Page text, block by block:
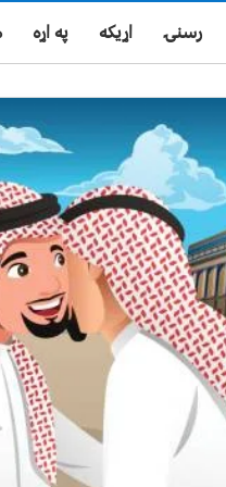
رسنۍ اړیکه په اړه